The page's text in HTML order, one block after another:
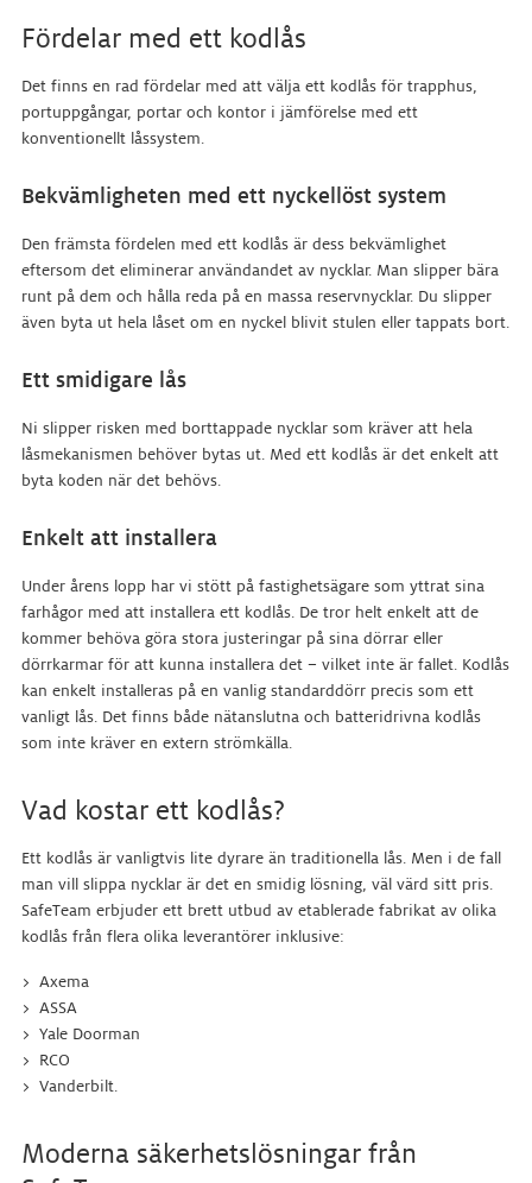
Fördelar med ett kodlås
Det finns en rad fördelar med att välja ett kodlås för trapphus,
portuppgångar, portar och kontori jämförelse med ett
konventionellt låssystem.
Bekvämligheten med ett nyckellöst system
Den främsta fördelen med ett kodlås är dess bekvämlighet
eftersom det eliminerar användandet av nycklar. Man slipper bära
runt på dem och hålla reda på en massa reservnycklar. Du slipper
även byta ut hela låset om en nyckel blivit stulen eller tappats bort.
Ett smidigare lås
Ni slipper risken med borttappade nycklar som kräver att hela
låsmekanismen behöver bytas ut. Med ett kodlås är det enkelt att
byta koden när det behövs.
Enkelt att installera
Under årens lopp har vi stött på fastighetsägare som yttrat sina
farhågor med att installera ett kodlås. De tror helt enkelt att de
kommer behöva göra stora justeringar på sina dörrar eller
dörrkarmar för att kunna installera det – vilket inte är fallet. Kodlås
kan enkelt installeras på en vanlig standarddörr precis som ett
vanligt lås. Det finns både nätanslutna och batteridrivna kodlås
som inte kräver en extern strömkälla.
Vad kostar ett kodlås?
Ett kodlås är vanligtvis lite dyrare än traditionella lås. Men i de fall
man vill slippa nycklar är det en smidig lösning, väl värd sitt pris.
SafeTeam erbjuder ett brett utbud av etablerade fabrikat av olika
kodlås från flera olika leverantörer inklusive:
Axema
ASSA
Yale Doorman
RCO
Vanderbilt.
Moderna säkerhetslösningar från